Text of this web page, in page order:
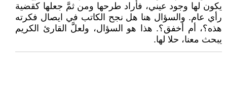
يكون لها وجود عيني، فأراد طرحها ومن ثمَّ جعلها كقضية
رأي عام. والسؤال هنا هل نجح الكاتب في ايصال فكرته
هذه؟، أم أخفق؟. هذا هو السؤال، ولعلَّ القارئ الكريم
يبحث معنا، حلا لها.